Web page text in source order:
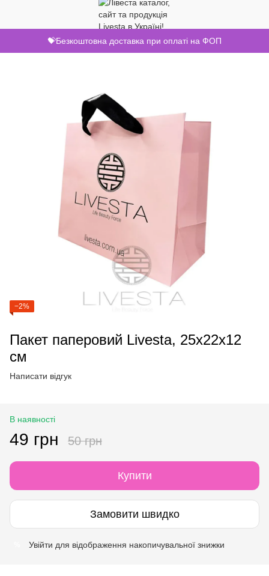
💝Безкоштовна доставка при оплаті на ФОП
−2%
Пакет паперовий Livesta, 25х22х12
см
Написати відгук
В наявності
49 грн 50 грн
Купити
Замовити швидко
Увійти для відображення накопичувальної знижки